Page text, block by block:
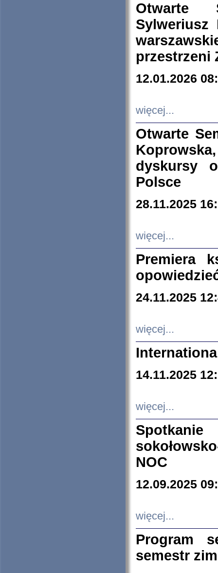
Otwarte
Sylweriusz
przestrzeni
12.01.2026
więcej...
Otwarte
dyskursy
Polsce
28.11.2025
więcej...
Premiera
24.11.2025
więcej...
14.11.2025
więcej...
NOC
12.09.2025
więcej...
Program
semestr